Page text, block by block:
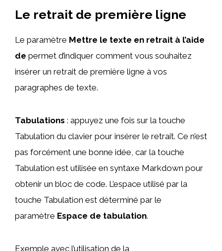
Le retrait de première ligne
Le paramètre Mettre le texte en retrait à l’aide
de permet d’indiquer comment vous souhaitez
insérer un retrait de première ligne à vos
paragraphes de texte.
Tabulations : appuyez une fois sur la touche
Tabulation du clavier pour insérer le retrait. Ce n’est
pas forcément une bonne idée, car la touche
Tabulation est utilisée en syntaxe Markdown pour
obtenir un bloc de code. L’espace utilisé par la
touche Tabulation est déterminé par le
paramètre Espace de tabulation.
Exemple avec l’utilisation de la